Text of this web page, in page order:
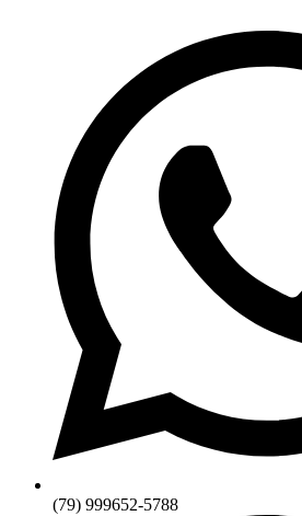
(79) 999652-5788